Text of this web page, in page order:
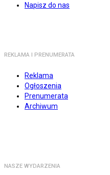
Napisz do nas
REKLAMA I PRENUMERATA
Reklama
Ogłoszenia
Prenumerata
Archiwum
NASZE WYDARZENIA